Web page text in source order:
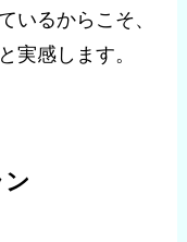
いるからこそ、
実感します。